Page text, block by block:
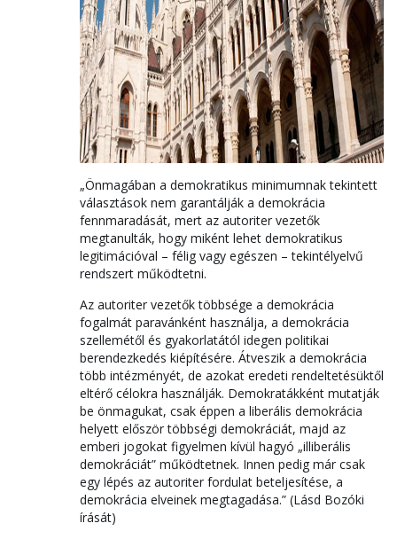
„Önmagában a demokratikus minimumnak tekintett
választások nem garantálják a demokrácia
fennmaradását, mert az autoriter vezetők
megtanulták, hogy miként lehet demokratikus
legitimációval – félig vagy egészen – tekintélyelvű
rendszert működtetni.
Az autoriter vezetők többsége a demokrácia
fogalmát paravánként használja, a demokrácia
szellemétől és gyakorlatától idegen politikai
berendezkedés kiépítésére. Átveszik a demokrácia
több intézményét, de azokat eredeti rendeltetésüktől
eltérő célokra használják. Demokratákként mutatják
be önmagukat, csak éppen a liberális demokrácia
helyett először többségi demokráciát, majd az
emberi jogokat figyelmen kívül hagyó „illiberális
demokráciát” működtetnek. Innen pedig már csak
egy lépés az autoriter fordulat beteljesítése, a
demokrácia elveinek megtagadása.” (Lásd Bozóki
írását)